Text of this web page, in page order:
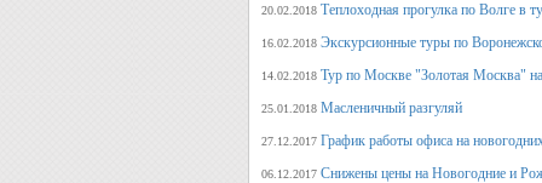
20.02.2018 Теплоходная прогулка по Волге в
16.02.2018 Экскурсионные туры по
14.02.2018 Тур по Москве "Золотая Москва"
25.01.2018 Масленичный разгуляй
27.12.2017 График работы офиса на
06.12.2017 Снижены цены на Новогодние и